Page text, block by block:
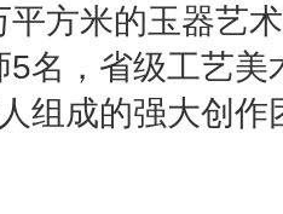
平方米的玉器艺
5名，省级工艺
组成的强大创